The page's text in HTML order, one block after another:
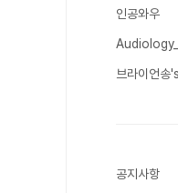
인공와우
Audiology_
브라이언송
공지사항